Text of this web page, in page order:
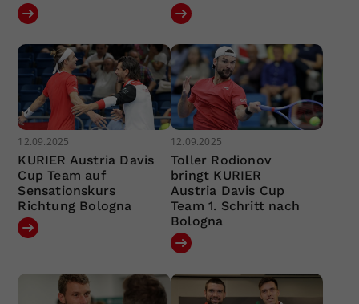
12.09.2025
KURIER Austria Davis
Cup Team auf
Sensationskurs
Richtung Bologna
12.09.2025
Toller Rodionov
bringt KURIER
Austria Davis Cup
Team 1. Schritt nach
Bologna